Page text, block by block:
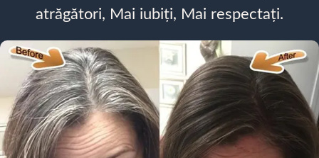
atrăgători, Mai iubiți, Mai respectați.